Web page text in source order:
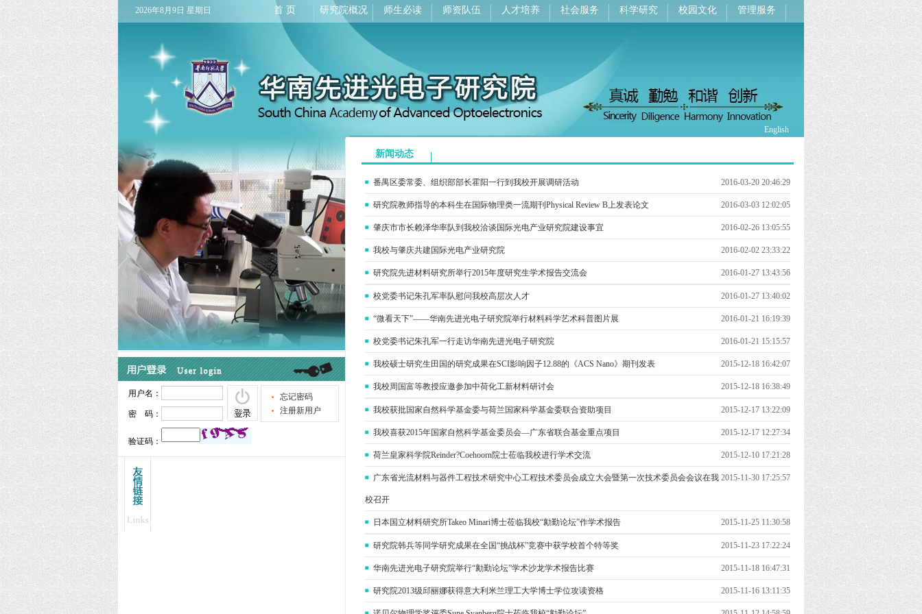
2026年8月9日 星期日 首 页 研究院概况 师生必读 师资队伍 人才培养 社会服务 科学研究 校园文化 管理服务
English
新闻动态
2016-03-20 20:46:29
番禺区委常委、组织部部长霍阳一行到我校开展调研活动
2016-03-03 12:02:05
研究院教师指导的本科生在国际物理类一流期刊Physical Review B上发表论文
2016-02-26 13:05:55
肇庆市市长赖泽华率队到我校洽谈国际光电产业研究院建设事宜
2016-02-02 23:33:22
我校与肇庆共建国际光电产业研究院
2016-01-27 13:43:56
研究院先进材料研究所举行2015年度研究生学术报告交流会
2016-01-27 13:40:02
校党委书记朱孔军率队慰问我校高层次人才
2016-01-21 16:19:39
“微看天下”——华南先进光电子研究院举行材料科学艺术科普图片展
2016-01-21 15:15:57
校党委书记朱孔军一行走访华南先进光电子研究院
2015-12-18 16:42:07
我校硕士研究生田国的研究成果在SCI影响因子12.88的《ACS Nano》期刊发表
2015-12-18 16:38:49
我校周国富等教授应邀参加中荷化工新材料研讨会
2015-12-17 13:22:09
我校获批国家自然科学基金委与荷兰国家科学基金委联合资助项目
2015-12-17 12:27:34
我校喜获2015年国家自然科学基金委员会—广东省联合基金重点项目
2015-12-10 17:21:28
荷兰皇家科学院Reinder?Coehoorn院士莅临我校进行学术交流
2015-11-30 17:25:57
广东省光流材料与器件工程技术研究中心工程技术委员会成立大会暨第一次技术委员会会议在我
校召开
2015-11-25 11:30:58
日本国立材料研究所Takeo Minari博士莅临我校“勷勤论坛”作学术报告
2015-11-23 17:22:24
研究院韩兵等同学研究成果在全国“挑战杯”竞赛中获学校首个特等奖
2015-11-18 16:47:31
华南先进光电子研究院举行“勷勤论坛”学术沙龙学术报告比赛
2015-11-16 13:11:35
研究院2013级邱丽娜获得意大利米兰理工大学博士学位攻读资格